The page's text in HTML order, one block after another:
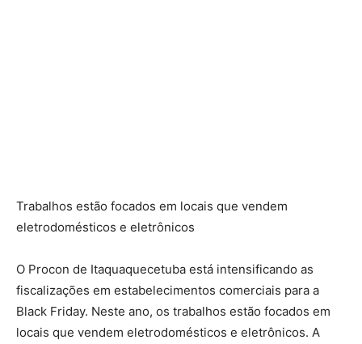
Trabalhos estão focados em locais que vendem
eletrodomésticos e eletrônicos
O Procon de Itaquaquecetuba está intensificando as
fiscalizações em estabelecimentos comerciais para a
Black Friday. Neste ano, os trabalhos estão focados em
locais que vendem eletrodomésticos e eletrônicos. A